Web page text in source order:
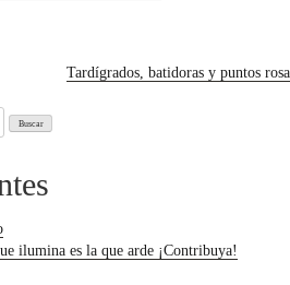
Tardígrados, batidoras y puntos rosa
ilumina es la que arde ¡Contribuya!